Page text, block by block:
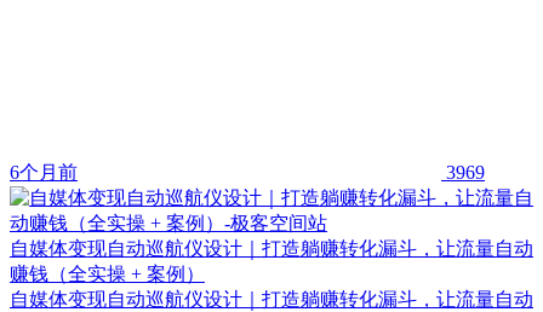
6个月前 3969
自媒体变现自动巡航仪设计｜打造躺赚转化漏斗，让流量自动
赚钱（全实操 + 案例）
自媒体变现自动巡航仪设计｜打造躺赚转化漏斗，让流量自动